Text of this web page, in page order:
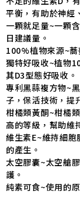
平衡，有助於神經
一顆就足量~一顆
日建議量。
100%植物來源~蕎
獨特好吸收~植物
其D3型態好吸收。
專利黑蒜複方物~
子，保活技術，提
柑橘類黃酮~柑橘
高的等級，幫助維
維生素E~維持細
的產生。
太空膠囊~太空艙
護。
純素可食~使用的